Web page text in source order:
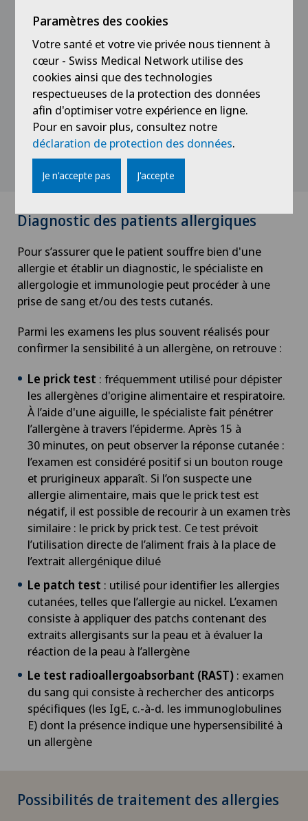
se déclencher lorsque la personne entre en contact
poignées de porte).
Parmi les allergies alimentaires, l’allergie aux œufs
est l’une des plus courantes, notamment chez les
enfants. Les symptômes les plus fréquents sont :
urticaire, rhinite allergique, problèmes digestifs (p.ex.
crampes, nausées et vomissements), toux et
essoufflement.
Diagnostic des patients allergiques
Pour s’assurer que le patient souffre bien d'une
allergie et établir un diagnostic, le spécialiste en
allergologie et immunologie peut procéder à une
prise de sang et/ou des tests cutanés.
Parmi les examens les plus souvent réalisés pour
confirmer la sensibilité à un allergène, on retrouve :
Le prick test : fréquemment utilisé pour dépister
les allergènes d'origine alimentaire et respiratoire.
À l’aide d'une aiguille, le spécialiste fait pénétrer
l’allergène à travers l’épiderme. Après 15 à
30 minutes, on peut observer la réponse cutanée :
l’examen est considéré positif si un bouton rouge
et prurigineux apparaît. Si l’on suspecte une
allergie alimentaire, mais que le prick test est
négatif, il est possible de recourir à un examen très
similaire : le prick by prick test. Ce test prévoit
l’utilisation directe de l’aliment frais à la place de
l’extrait allergénique dilué
Le patch test : utilisé pour identifier les allergies
cutanées, telles que l’allergie au nickel. L’examen
consiste à appliquer des patchs contenant des
extraits allergisants sur la peau et à évaluer la
réaction de la peau à l’allergène
Le test radioallergoabsorbant (RAST) : examen
du sang qui consiste à rechercher des anticorps
spécifiques (les IgE, c.-à-d. les immunoglobulines
E) dont la présence indique une hypersensibilité à
un allergène
Possibilités de traitement des allergies
Paramètres des cookies
Votre santé et votre vie privée nous tiennent à
cœur - Swiss Medical Network utilise des
cookies ainsi que des technologies
respectueuses de la protection des données
afin d'optimiser votre expérience en ligne.
Pour en savoir plus, consultez notre
déclaration de protection des données.
Je n'accepte pas J'accepte